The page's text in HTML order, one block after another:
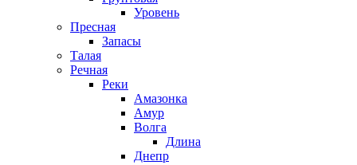
Уровень
Пресная
Запасы
Талая
Речная
Реки
Амазонка
Амур
Волга
Длина
Днепр